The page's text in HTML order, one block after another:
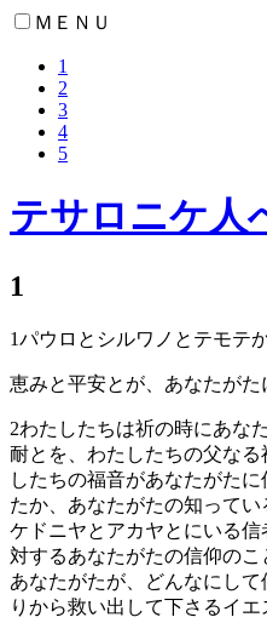
ＭＥＮＵ
1
2
3
4
5
テサロニケ人
1
1パウロとシルワノとテモテ
恵みと平安とが、あなたがた
2わたしたちは祈の時にあな
耐とを、わたしたちの父なる
したちの福音があなたがた
たか、あなたがたの知ってい
ケドニヤとアカヤとにいる信
対するあなたがたの信仰の
あなたがたが、どんなにし
りから救い出して下さるイ